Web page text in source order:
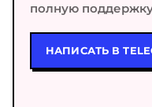
полную
НАПИСАТЬ В